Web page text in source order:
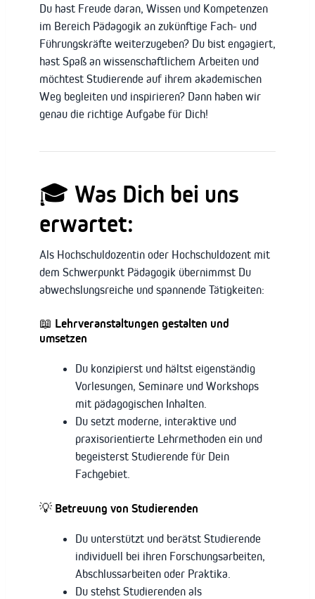
Du hast Freude daran, Wissen und Kompetenzen
im Bereich Pädagogik an zukünftige Fach- und
Führungskräfte weiterzugeben? Du bist engagiert,
hast Spaß an wissenschaftlichem Arbeiten und
möchtest Studierende auf ihrem akademischen
Weg begleiten und inspirieren? Dann haben wir
genau die richtige Aufgabe für Dich!
🎓 Was Dich bei uns
erwartet:
Als Hochschuldozentin oder Hochschuldozent mit
dem Schwerpunkt Pädagogik übernimmst Du
abwechslungsreiche und spannende Tätigkeiten:
📖 Lehrveranstaltungen gestalten und
umsetzen
Du konzipierst und hältst eigenständig
Vorlesungen, Seminare und Workshops
mit pädagogischen Inhalten.
Du setzt moderne, interaktive und
praxisorientierte Lehrmethoden ein und
begeisterst Studierende für Dein
Fachgebiet.
💡 Betreuung von Studierenden
Du unterstützt und berätst Studierende
individuell bei ihren Forschungsarbeiten,
Abschlussarbeiten oder Praktika.
Du stehst Studierenden als